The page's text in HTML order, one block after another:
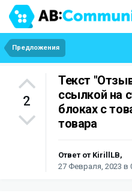
Предложения
2
Текст
ссылкой на
блоках с
товара
Ответ от KirillLB,
27 Февраля, 2023 в